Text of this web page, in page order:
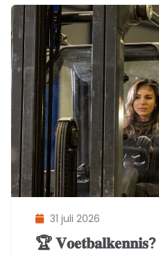
🏆
31 juli 2026